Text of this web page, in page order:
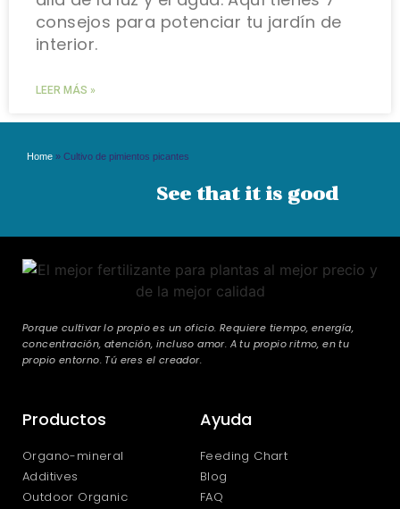
consejos para potenciar tu jardín de
interior.
LEER MÁS »
Home » Cultivo de pimientos picantes
See that it is good
Porque cultivar lo propio es un oficio. Requiere tiempo, energía,
concentración, atención, incluso amor. A tu propio ritmo, en tu
propio entorno. Tú eres el creador.
Productos
Organo-mineral
Additives
Outdoor Organic
Ayuda
Feeding Chart
Blog
FAQ